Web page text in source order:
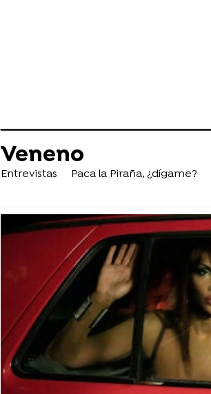
Veneno
Entrevistas Paca la Piraña, ¿dígame?